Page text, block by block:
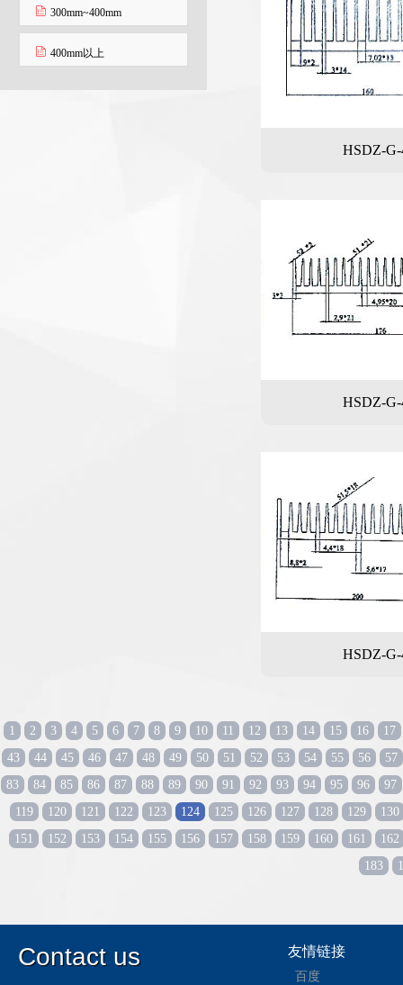
300mm~400mm
400mm以上
HSDZ-G-
HSDZ-G-
HSDZ-G-
1 2 3 4 5 6 7 8 9 10 11 12 13 14 15 16
17
43
44 45 46 47 48 49 50 51 52 53 54 55 56
57
83
84 85 86 87 88 89 90 91 92 93 94 95 96
97
119
120 121 122 123 124 125 126 127 128 129
130
151
152 153 154 155 156 157 158 159 160 161
162
183
Contact us 友情链接
百度